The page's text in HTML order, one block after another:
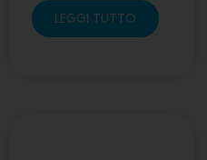
LEGGI TUTTO